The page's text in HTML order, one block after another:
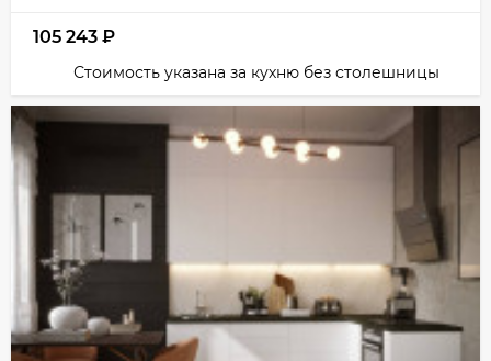
105 243 ₽
Стоимость указана за кухню без столешницы